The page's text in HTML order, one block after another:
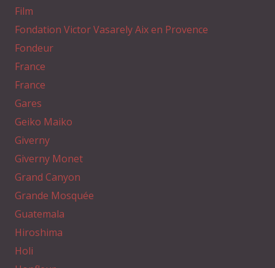
Film
Fondation Victor Vasarely Aix en Provence
Fondeur
France
France
Gares
Geiko Maiko
Giverny
Giverny Monet
Grand Canyon
Grande Mosquée
Guatemala
Hiroshima
Holi